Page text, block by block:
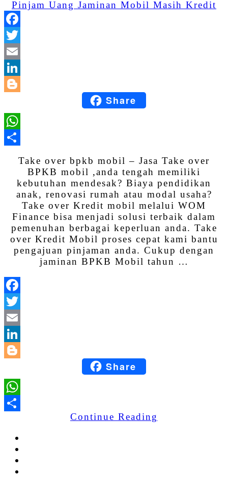
BloggerShare
Take over bpkb mobil – Jasa Take over
BPKB mobil ,anda tengah memiliki
kebutuhan mendesak? Biaya pendidikan
anak, renovasi rumah atau modal usaha?
Take over Kredit mobil melalui WOM
Finance bisa menjadi solusi terbaik dalam
pemenuhan berbagai keperluan anda. Take
over Kredit Mobil proses cepat kami bantu
pengajuan pinjaman anda. Cukup dengan
jaminan BPKB Mobil tahun …
BloggerShare
Share
Continue Reading